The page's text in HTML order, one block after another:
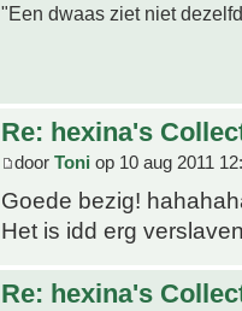
"Een dwaas ziet niet
Re: hexina's
door Toni op 10 aug 2011
Goede bezig!
Het is idd erg
Re: hexina's